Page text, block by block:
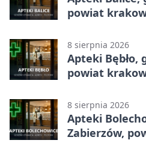
powiat
8 sierpnia 2026
Apteki Bębło,
powiat
8 sierpnia 2026
Apteki
Zabierzów,